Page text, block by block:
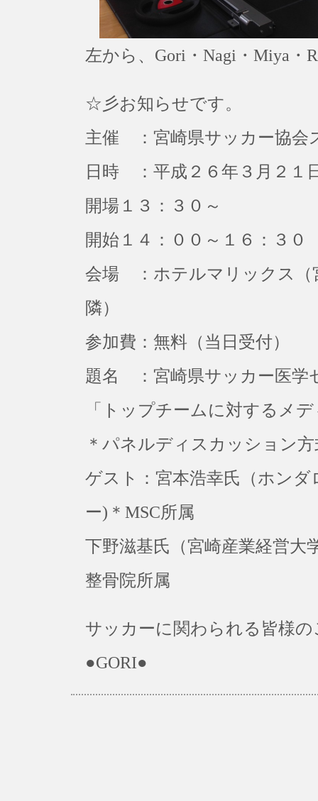
左から、Gori・Nagi・Miya・
☆彡お知らせです。
主催 ：宮崎県サッカー協会
日時 ：平成２６年３月２１
開場１３：３０～
開始１４：００～１６：３０
会場 ：ホテルマリックス（
隣）
参加費：無料（当日受付）
題名 ：宮崎県サッカー医学
「トップチームに対するメ
＊パネルディスカッション方
ゲスト：宮本浩幸氏（ホン
ー)＊MSC所属
下野滋基氏（宮崎産業経営大
整骨院所属
サッカーに関わられる皆様
●GORI●